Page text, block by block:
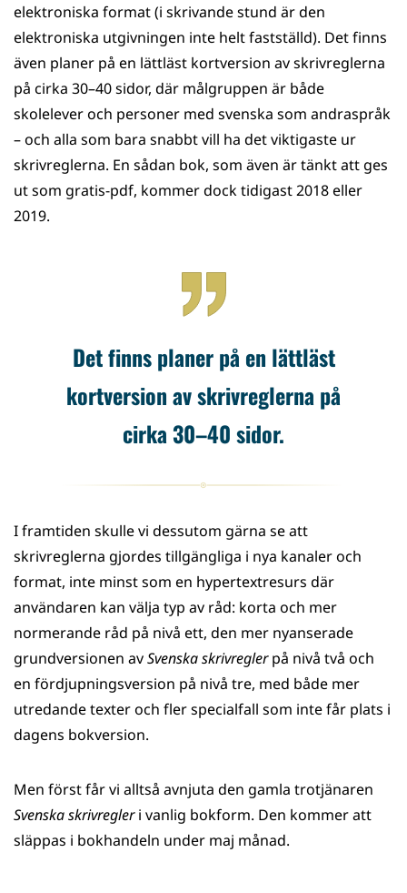
elektroniska format (i skrivande stund är den
elektroniska utgivningen inte helt fastställd). Det finns
även planer på en lättläst kortversion av skrivreglerna
på cirka 30–40 sidor, där målgruppen är både
skolelever och personer med svenska som andraspråk
– och alla som bara snabbt vill ha det viktigaste ur
skrivreglerna. En sådan bok, som även är tänkt att ges
ut som gratis-pdf, kommer dock tidigast 2018 eller
2019.
Det finns planer på en lättläst
kortversion av skrivreglerna på
cirka 30–40 sidor.
I framtiden skulle vi dessutom gärna se att
skrivreglerna gjordes tillgängliga i nya kanaler och
format, inte minst som en hypertextresurs där
användaren kan välja typ av råd: korta och mer
normerande råd på nivå ett, den mer nyanserade
grundversionen avSvenska skrivreglerpå nivå två och
en fördjupningsversion på nivå tre, med både mer
utredande texter och fler specialfall som inte får plats i
dagens bokversion.
Men först får vi alltså avnjuta den gamla trotjänaren
Svenska skrivregleri vanlig bokform. Den kommer att
släppas i bokhandeln under maj månad.